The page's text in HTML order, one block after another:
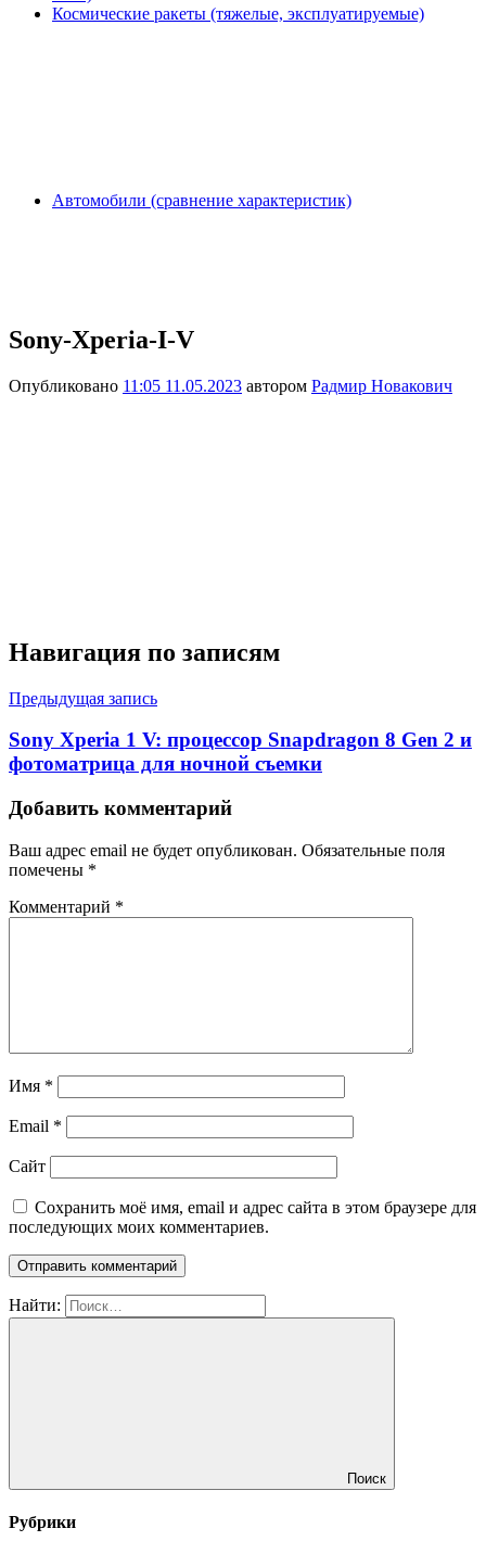
Космические ракеты (тяжелые, эксплуатируемые)
Автомобили (сравнение характеристик)
Sony-Xperia-I-V
Опубликовано 11:05 11.05.2023 автором Радмир Новакович
Навигация по записям
Предыдущая запись
Sony Xperia 1 V: процессор Snapdragon 8 Gen 2 и
фотоматрица для ночной съемки
Добавить комментарий
Ваш адрес email не будет опубликован. Обязательные поля
помечены *
Комментарий *
Имя *
Email *
Сайт
Сохранить моё имя, email и адрес сайта в этом браузере для
последующих моих комментариев.
Найти:
Поиск
Рубрики